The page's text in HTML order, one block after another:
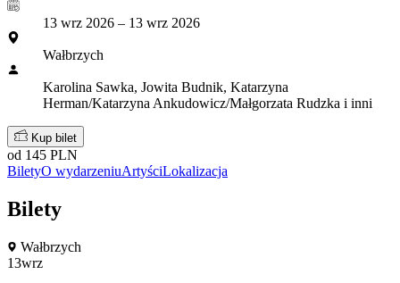
13 wrz 2026 – 13 wrz 2026
Wałbrzych
Karolina Sawka, Jowita Budnik, Katarzyna
Herman/Katarzyna Ankudowicz/Małgorzata Rudzka i inni
Kup bilet
od 145 PLN
BiletyO wydarzeniuArtyściLokalizacja
Bilety
Wałbrzych
13wrz